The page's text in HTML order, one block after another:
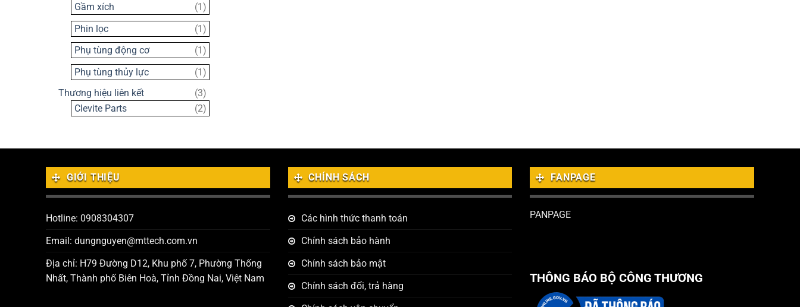
phẩm
Gầm xích 11
sản
phẩm
Phin lọc 11
sản
phẩm
Phụ tùng động cơ 1 1
sản
phẩm
Phụ tùng thủy lực 11
sản
phẩm
Thương hiệu liên kết 33
sản
Clevite Parts 22
GIỚI THIỆU
Hotline: 0908304307
Email: dungnguyen@mttech.com.vn
Địa chỉ: H79 Đường D12, Khu phố 7, Phường Thống
Nhất, Thành phố Biên Hoà, Tỉnh Đồng Nai, Việt Nam
CHÍNH SÁCH
Các hình thức thanh toán
Chính sách bảo hành
Chính sách bảo mật
Chính sách đổi, trả hàng
FANPAGE
PANPAGE
THÔNG BÁO BỘ CÔNG THƯƠNG